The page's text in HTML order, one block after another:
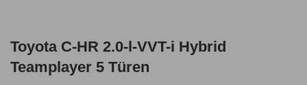
Toyota C-HR 2.0-l-VVT-i Hybrid
Teamplayer 5 Türen